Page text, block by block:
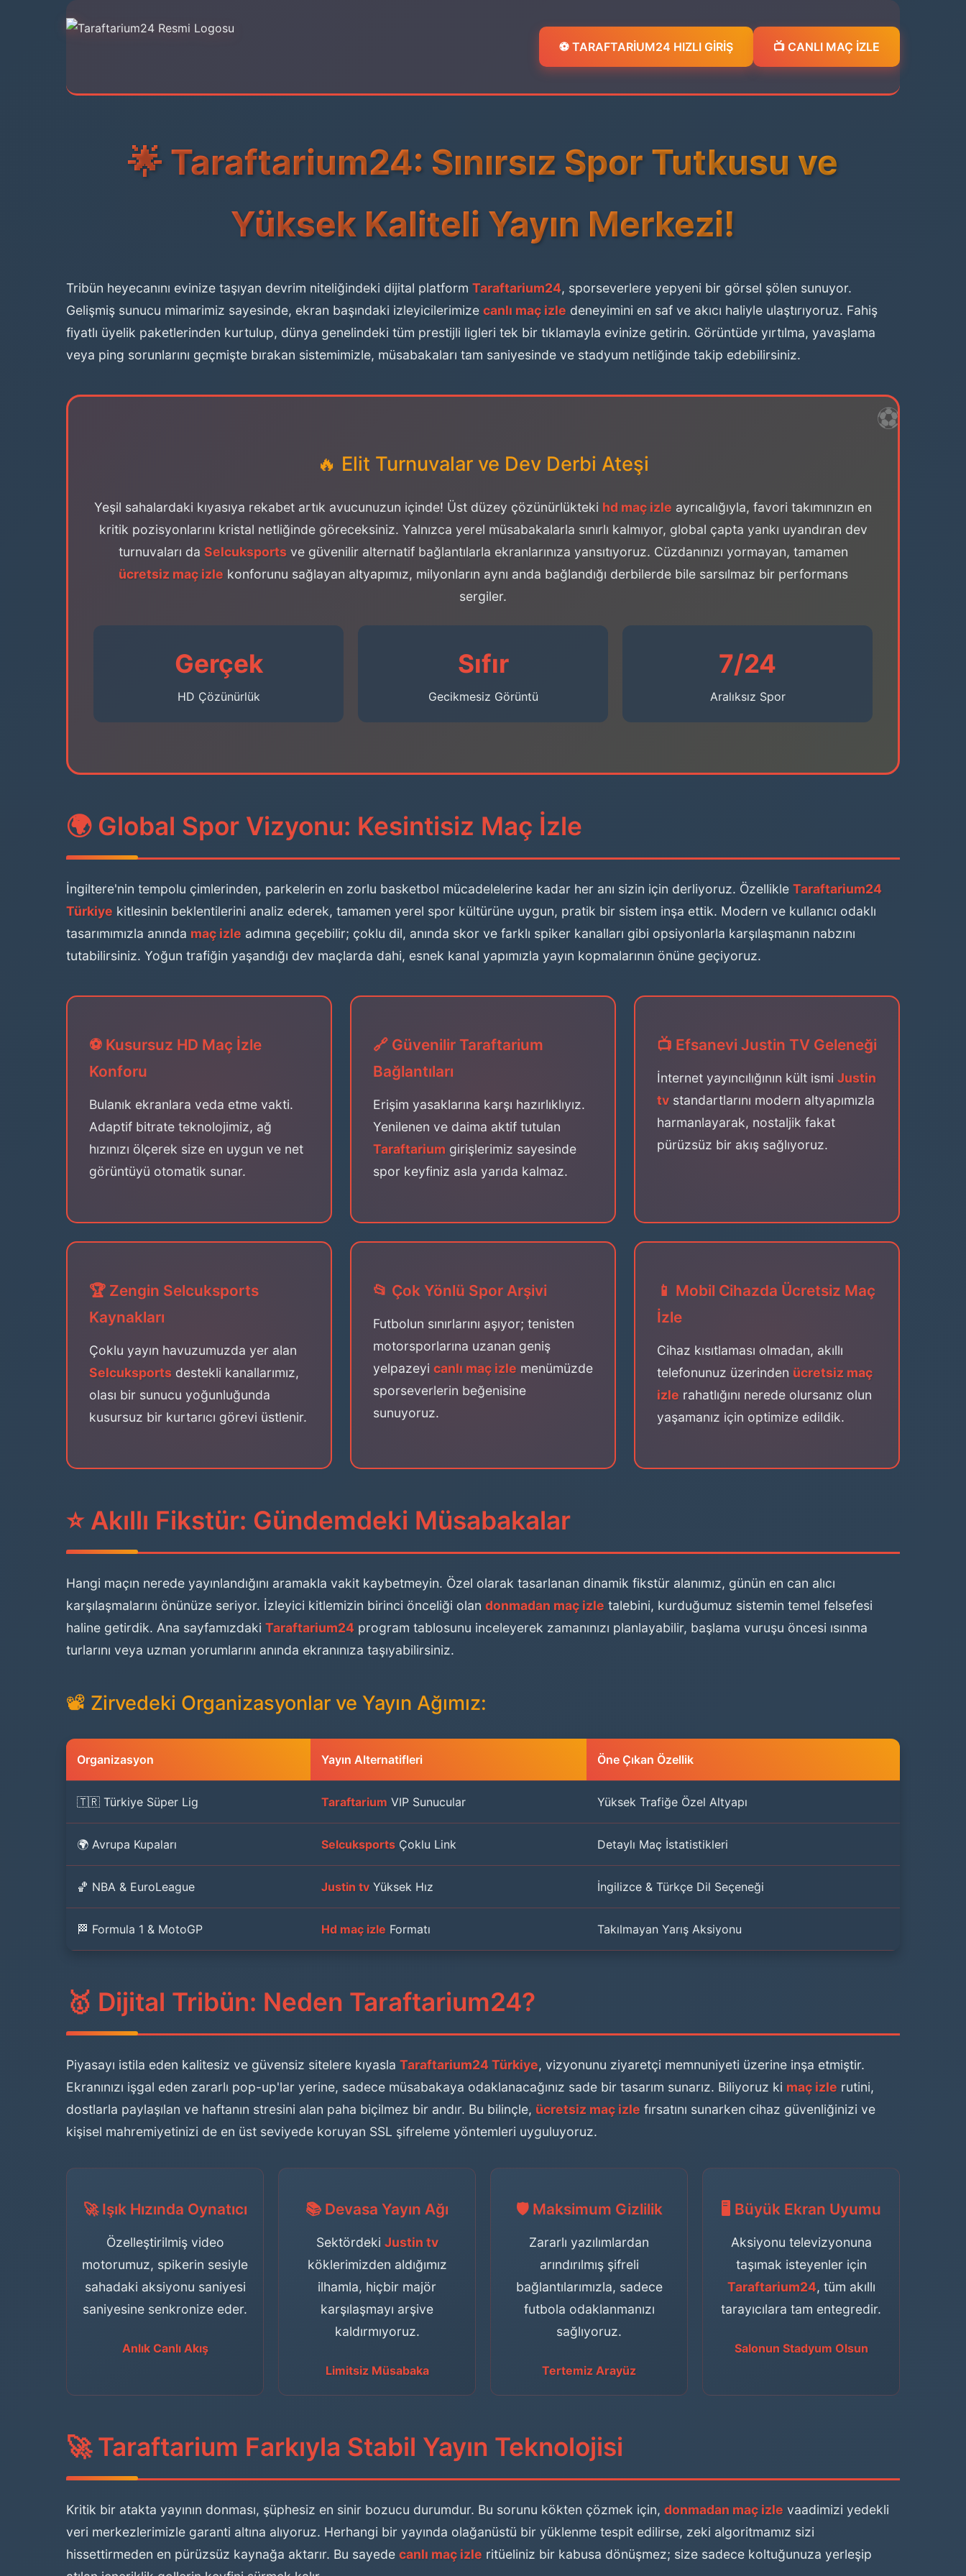
⚽ TARAFTARİUM24 HIZLI GİRİŞ 📺 CANLI MAÇ İZLE
🌟 Taraftarium24: Sınırsız Spor Tutkusu ve
Yüksek Kaliteli Yayın Merkezi!
Tribün heyecanını evinize taşıyan devrim niteliğindeki dijital platform Taraftarium24, sporseverlere yepyeni bir görsel şölen sunuyor.
Gelişmiş sunucu mimarimiz sayesinde, ekran başındaki izleyicilerimize canlı maç izle deneyimini en saf ve akıcı haliyle ulaştırıyoruz. Fahiş
fiyatlı üyelik paketlerinden kurtulup, dünya genelindeki tüm prestijli ligleri tek bir tıklamayla evinize getirin. Görüntüde yırtılma, yavaşlama
veya ping sorunlarını geçmişte bırakan sistemimizle, müsabakaları tam saniyesinde ve stadyum netliğinde takip edebilirsiniz.
🔥 Elit Turnuvalar ve Dev Derbi Ateşi
Yeşil sahalardaki kıyasıya rekabet artık avucunuzun içinde! Üst düzey çözünürlükteki hd maç izle ayrıcalığıyla, favori takımınızın en
kritik pozisyonlarını kristal netliğinde göreceksiniz. Yalnızca yerel müsabakalarla sınırlı kalmıyor, global çapta yankı uyandıran dev
turnuvaları da Selcuksportsve güvenilir alternatif bağlantılarla ekranlarınıza yansıtıyoruz. Cüzdanınızı yormayan, tamamen
ücretsiz maç izle konforunu sağlayan altyapımız, milyonların aynı anda bağlandığı derbilerde bile sarsılmaz bir performans
sergiler.
Gerçek
HD Çözünürlük
Sıfır
Gecikmesiz Görüntü
7/24
Aralıksız Spor
🌍 Global Spor Vizyonu: Kesintisiz Maç İzle
İngiltere'nin tempolu çimlerinden, parkelerin en zorlu basketbol mücadelelerine kadar her anı sizin için derliyoruz. Özellikle Taraftarium24
Türkiye kitlesinin beklentilerini analiz ederek, tamamen yerel spor kültürüne uygun, pratik bir sistem inşa ettik. Modern ve kullanıcı odaklı
tasarımımızla anında maç izle adımına geçebilir; çoklu dil, anında skor ve farklı spiker kanalları gibi opsiyonlarla karşılaşmanın nabzını
tutabilirsiniz. Yoğun trafiğin yaşandığı dev maçlarda dahi, esnek kanal yapımızla yayın kopmalarının önüne geçiyoruz.
⚽ Kusursuz HD Maç İzle
Konforu
Bulanık ekranlara veda etme vakti.
Adaptif bitrate teknolojimiz, ağ
hızınızı ölçerek size en uygun ve net
görüntüyü otomatik sunar.
🔗 Güvenilir Taraftarium
Bağlantıları
Erişim yasaklarına karşı hazırlıklıyız.
Yenilenen ve daima aktif tutulan
Taraftarium girişlerimiz sayesinde
spor keyfiniz asla yarıda kalmaz.
📺 Efsanevi Justin TV Geleneği
İnternet yayıncılığının kült ismi Justin
tv standartlarını modern altyapımızla
harmanlayarak, nostaljik fakat
pürüzsüz bir akış sağlıyoruz.
🏆 Zengin Selcuksports
Kaynakları
Çoklu yayın havuzumuzda yer alan
Selcuksports destekli kanallarımız,
olası bir sunucu yoğunluğunda
kusursuz bir kurtarıcı görevi üstlenir.
📂 Çok Yönlü Spor Arşivi
Futbolun sınırlarını aşıyor; tenisten
motorsporlarına uzanan geniş
yelpazeyi canlı maç izle menümüzde
sporseverlerin beğenisine
sunuyoruz.
📱 Mobil Cihazda Ücretsiz Maç
İzle
Cihaz kısıtlaması olmadan, akıllı
telefonunuz üzerinden ücretsiz maç
izle rahatlığını nerede olursanız olun
yaşamanız için optimize edildik.
⭐ Akıllı Fikstür: Gündemdeki Müsabakalar
Hangi maçın nerede yayınlandığını aramakla vakit kaybetmeyin. Özel olarak tasarlanan dinamik fikstür alanımız, günün en can alıcı
karşılaşmalarını önünüze seriyor. İzleyici kitlemizin birinci önceliği olan donmadan maç izle talebini, kurduğumuz sistemin temel felsefesi
haline getirdik. Ana sayfamızdaki Taraftarium24 program tablosunu inceleyerek zamanınızı planlayabilir, başlama vuruşu öncesi ısınma
turlarını veya uzman yorumlarını anında ekranınıza taşıyabilirsiniz.
📽️ Zirvedeki Organizasyonlar ve Yayın Ağımız:
Organizasyon Yayın Alternatifleri Öne Çıkan Özellik
🇹🇷 Türkiye Süper Lig Taraftarium VIP Sunucular Yüksek Trafiğe Özel Altyapı
🌍 Avrupa Kupaları Selcuksports Çoklu Link Detaylı Maç İstatistikleri
🏀 NBA & EuroLeague Justin tv Yüksek Hız İngilizce & Türkçe Dil Seçeneği
🏁 Formula 1 & MotoGP Hd maç izle Formatı Takılmayan Yarış Aksiyonu
🥇 Dijital Tribün: Neden Taraftarium24?
Piyasayı istila eden kalitesiz ve güvensiz sitelere kıyasla Taraftarium24 Türkiye, vizyonunu ziyaretçi memnuniyeti üzerine inşa etmiştir.
Ekranınızı işgal eden zararlı pop-up'lar yerine, sadece müsabakaya odaklanacağınız sade bir tasarım sunarız. Biliyoruz ki maç izle rutini,
dostlarla paylaşılan ve haftanın stresini alan paha biçilmez bir andır. Bu bilinçle, ücretsiz maç izle fırsatını sunarken cihaz güvenliğinizi ve
kişisel mahremiyetinizi de en üst seviyede koruyan SSL şifreleme yöntemleri uyguluyoruz.
🚀 Işık Hızında Oynatıcı
Özelleştirilmiş video
motorumuz, spikerin sesiyle
sahadaki aksiyonu saniyesi
saniyesine senkronize eder.
Anlık Canlı Akış
📚 Devasa Yayın Ağı
Sektördeki Justin tv
köklerimizden aldığımız
ilhamla, hiçbir majör
karşılaşmayı arşive
kaldırmıyoruz.
Limitsiz Müsabaka
🛡️ Maksimum Gizlilik
Zararlı yazılımlardan
arındırılmış şifreli
bağlantılarımızla, sadece
futbola odaklanmanızı
sağlıyoruz.
Tertemiz Arayüz
🖥️ Büyük Ekran Uyumu
Aksiyonu televizyonuna
taşımak isteyenler için
Taraftarium24, tüm akıllı
tarayıcılara tam entegredir.
Salonun Stadyum Olsun
🚀 Taraftarium Farkıyla Stabil Yayın Teknolojisi
Kritik bir atakta yayının donması, şüphesiz en sinir bozucu durumdur. Bu sorunu kökten çözmek için, donmadan maç izle vaadimizi yedekli
veri merkezlerimizle garanti altına alıyoruz. Herhangi bir yayında olağanüstü bir yüklenme tespit edilirse, zeki algoritmamız sizi
hissettirmeden en pürüzsüz kaynağa aktarır. Bu sayede canlı maç izle ritüeliniz bir kabusa dönüşmez; size sadece koltuğunuza yerleşip